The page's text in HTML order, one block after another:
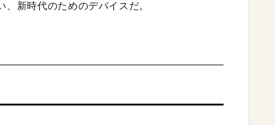
新時代のためのデバイスだ。